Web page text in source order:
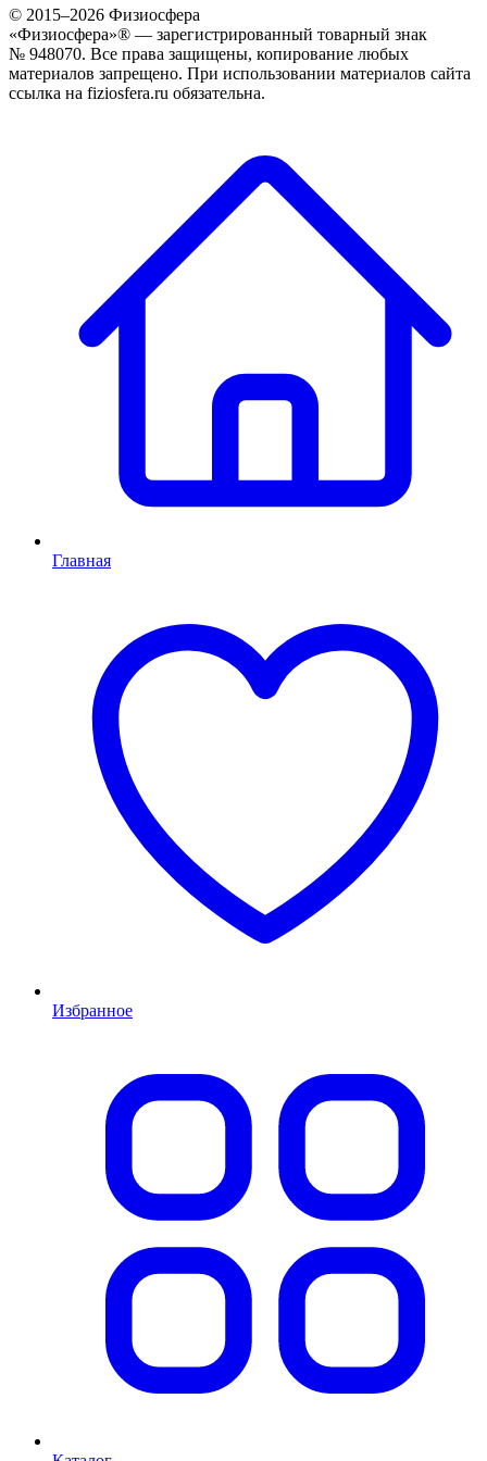
© 2015–2026 Физиосфера
«Физиосфера»® — зарегистрированный товарный знак
№ 948070. Все права защищены, копирование любых
материалов запрещено. При использовании материалов сайта
ссылка на fiziosfera.ru обязательна.
Главная
Избранное